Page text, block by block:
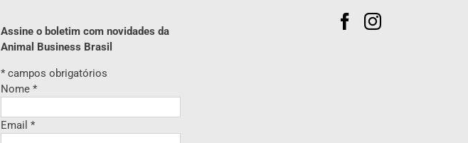
Assine o boletim com novidades da
Animal Business Brasil
* campos obrigatórios
Nome *
Email *